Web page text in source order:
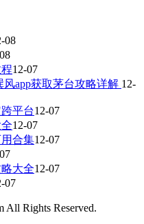
08
12-07
app获取茅台攻略详解 12-
平台12-07
12-07
合集12-07
大全12-07
07
All Rights Reserved.